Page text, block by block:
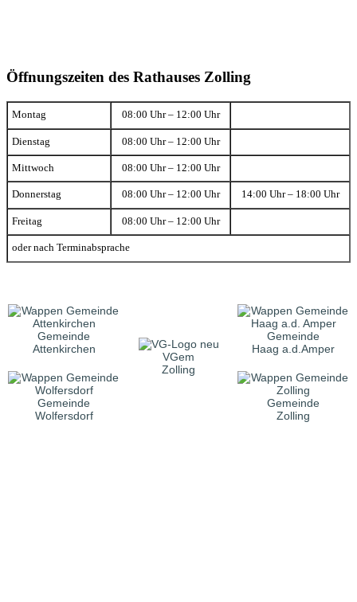
Öffnungszeiten des Rathauses Zolling
Montag 08:00 Uhr – 12:00 Uhr
Dienstag 08:00 Uhr – 12:00 Uhr
Mittwoch 08:00 Uhr – 12:00 Uhr
Donnerstag 08:00 Uhr – 12:00 Uhr 14:00 Uhr – 18:00 Uhr
Freitag 08:00 Uhr – 12:00 Uhr
oder nach Terminabsprache
Gemeinde
Attenkirchen
VGem
Zolling
Gemeinde
Haag a.d.Amper
Gemeinde
Wolfersdorf
Gemeinde
Zolling